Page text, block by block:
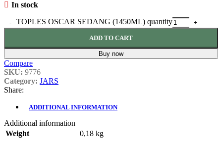
In stock
TOPLES OSCAR SEDANG (1450ML) quantity
ADD TO CART
Buy now
Compare
SKU: 9776
Category: JARS
Share:
ADDITIONAL INFORMATION
Additional information
Weight
0,18 kg